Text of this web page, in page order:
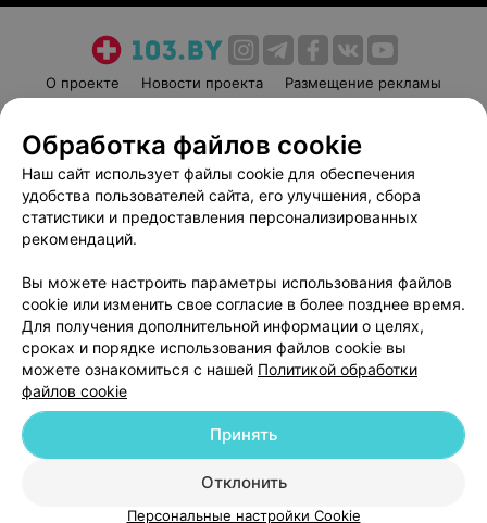
О проекте Новости проекта
Размещение рекламы
Пользовательское соглашение
Способы оплаты
Вакансии
Партнеры
Написать руководителю 103.by
Обработка персональных данных
© 2026 ООО «Артокс Лаб», УНП 191700409
| 220012, Республика Беларусь,
Служба поддержки +375 291212755
Обработка файлов cookie
Наш сайт использует файлы cookie для обеспечения
удобства пользователей сайта, его улучшения, сбора
статистики и предоставления персонализированных
рекомендаций.
Вы можете настроить параметры использования файлов
cookie или изменить свое согласие в более позднее время.
Для получения дополнительной информации о целях,
сроках и порядке использования файлов cookie вы
можете ознакомиться с нашей Политикой обработки
файлов cookie
Отклонить
Принять
Персональные настройки Cookie